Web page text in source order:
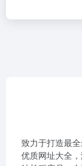
致力于打造最
优质网址大全